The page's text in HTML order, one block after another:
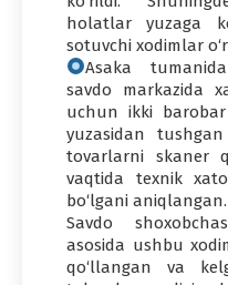
holatlar yuzaga
sotuvchi xodimlar
Asaka
savdo markazida
uchun ikki
yuzasidan
tovarlarni skaner
vaqtida texnik
bo‘lgani aniqlangan.
Savdo
asosida ushbu
qo‘llangan va